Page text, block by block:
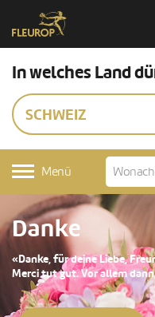
In welches Land
SCHWEIZ
Menü
Danke
«Danke, für deine Liebe,
Merci tut gut. Vor allem